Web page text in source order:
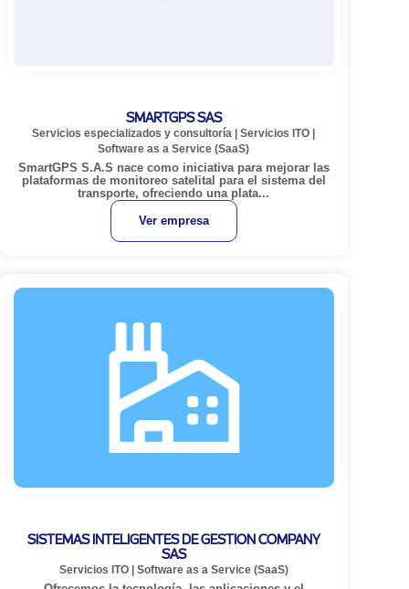
SMARTGPS SAS
Servicios especializados y consultoría |Servicios ITO |
Software as a Service (SaaS)
SmartGPS S.A.S nace como iniciativa para mejorar las
plataformas de monitoreo satelital para el sistema del
transporte, ofreciendo una plata...
Ver empresa
SISTEMAS INTELIGENTES DE GESTION COMPANY
SAS
Servicios ITO| Software as a Service (SaaS)